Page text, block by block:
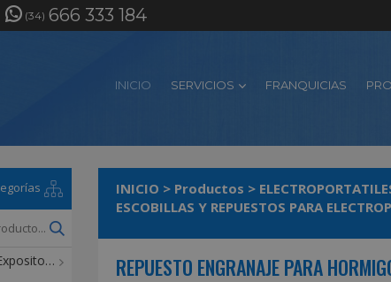
(34) 666 333 184
INICIO SERVICIOS FRANQUICIAS
INICIO > Productos >
ESCOBILLAS Y REPUESTOS PARA
REPUESTO ENGRANAJE PARA